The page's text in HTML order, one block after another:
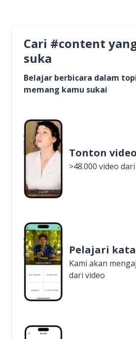
Cari #content
suka
Belajar berbicara dalam
memang kamu sukai
Tonton video
>48.000 video
Pelajari
Kami akan
dari video